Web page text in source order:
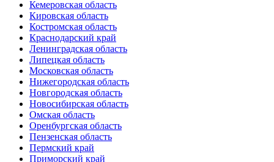
Кемеровская область
Кировская область
Костромская область
Краснодарский край
Ленинградская область
Липецкая область
Московская область
Нижегородская область
Новгородская область
Новосибирская область
Омская область
Оренбургская область
Пензенская область
Пермский край
Приморский край